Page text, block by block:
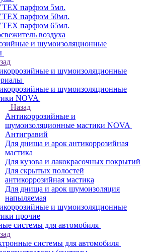
парфюм 5мл.
парфюм 50мл.
парфюм 65мл.
воздуха
и шумоизоляционные
и шумоизоляционные
и шумоизоляционные
NOVA
Назад
Антикоррозийные и
шумоизоляционные мастики NOVA
Антигравий
Для днища и арок антикоррозийная
мастика
Для кузова и лакокрасочных покрытий
Для скрытых полостей
антикоррозийная мастика
Для днища и арок шумоизоляция
напыляемая
и шумоизоляционные
прочие
системы для автомобиля
системы для автомобиля